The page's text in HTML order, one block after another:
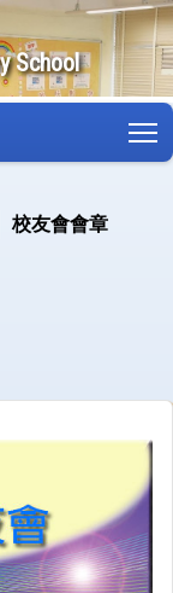
School
校友會會章